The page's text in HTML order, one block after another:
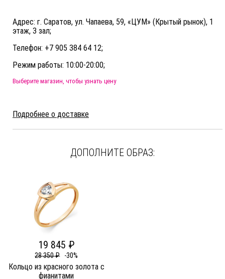
Адрес: г. Саратов, ул. Чапаева, 59, «ЦУМ» (Крытый рынок), 1
этаж, 3 зал;
Телефон: +7 905 384 64 12;
Режим работы: 10:00-20:00;
Выберите магазин, чтобы узнать цену
Подробнее о доставке
ДОПОЛНИТЕ ОБРАЗ:
19 845 ₽
28 350 ₽ -30%
Кольцо из красного золота c
фианитами